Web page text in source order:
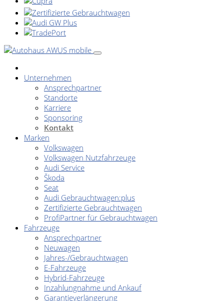
Unternehmen
Ansprechpartner
Standorte
Karriere
Sponsoring
Kontakt
Marken
Volkswagen
Volkswagen Nutzfahrzeuge
Audi Service
Škoda
Seat
Audi Gebrauchtwagen:plus
Zertifizierte Gebrauchtwagen
ProfiPartner für Gebrauchtwagen
Fahrzeuge
Ansprechpartner
Neuwagen
Jahres-/Gebrauchtwagen
E-Fahrzeuge
Hybrid-Fahrzeuge
Inzahlungnahme und Ankauf
Garantieverlängerung